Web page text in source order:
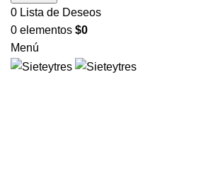
0 Lista de Deseos
0 elementos $0
Menú